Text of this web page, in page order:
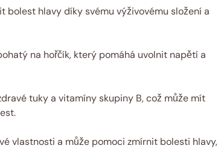
bolest hlavy díky svému výživovému složení a
na hořčík, který pomáhá uvolnit napětí a
tuky a vitamíny skupiny B, což může mít
vlastnosti a může pomoci zmírnit bolesti hlavy,